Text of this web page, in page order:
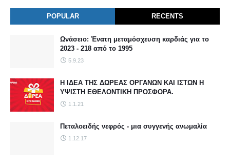
POPULAR RECENTS
Ωνάσειο: Ένατη μεταμόσχευση καρδιάς για το
2023 - 218 από το 1995
5.9.23
Η ΙΔΕΑ ΤΗΣ ΔΩΡΕΑΣ ΟΡΓΑΝΩΝ ΚΑΙ ΙΣΤΩΝ Η
ΥΨΙΣΤΗ ΕΘΕΛΟΝΤΙΚΗ ΠΡΟΣΦΟΡΑ.
1.1.21
Πεταλοειδής νεφρός - μια συγγενής ανωμαλία
1.12.17